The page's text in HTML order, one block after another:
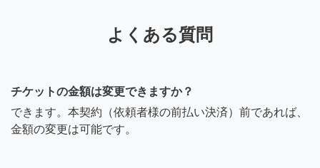
よくある質問
チケットの金額は変更できますか？
できます。本契約（依頼者様の前払い決済）前であれば、
金額の変更は可能です。